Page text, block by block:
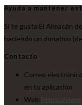
Ayuda a mantener
Si te gusta El Almacén
haciendo un donativo
Contacto
Correo
en tu aplicación
Web: